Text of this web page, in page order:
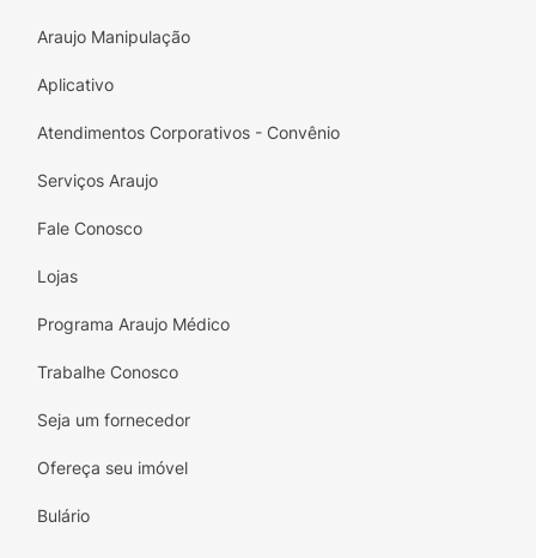
Araujo Manipulação
Aplicativo
Atendimentos Corporativos - Convênio
Serviços Araujo
Fale Conosco
Lojas
Programa Araujo Médico
Trabalhe Conosco
Seja um fornecedor
Ofereça seu imóvel
Bulário